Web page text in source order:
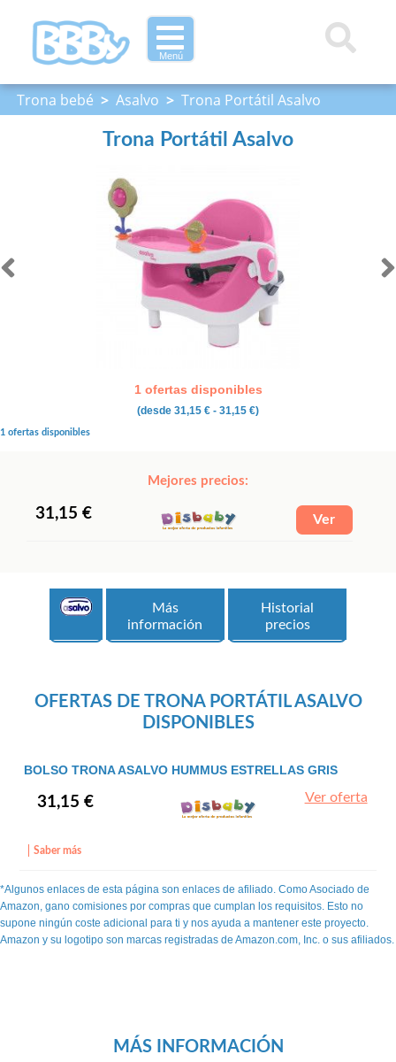
Menú
Trona bebé > Asalvo > Trona Portátil Asalvo
Trona Portátil Asalvo
1 ofertas disponibles
(desde 31,15 € - 31,15 €)
1 ofertas disponibles
Mejores precios:
31,15 €
Más
información
Historial
precios
OFERTAS DE TRONA PORTÁTIL ASALVO
DISPONIBLES
BOLSO TRONA ASALVO HUMMUS ESTRELLAS GRIS
Saber más
31,15 € Ver oferta
*Algunos enlaces de esta página son enlaces de afiliado. Como Asociado de
Amazon, gano comisiones por compras que cumplan los requisitos. Esto no
supone ningún coste adicional para ti y nos ayuda a mantener este proyecto.
Amazon y su logotipo son marcas registradas de Amazon.com, Inc. o sus afiliados.
MÁS INFORMACIÓN